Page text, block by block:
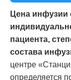
Цена инфузии
пациента,
состава
центре
определяется